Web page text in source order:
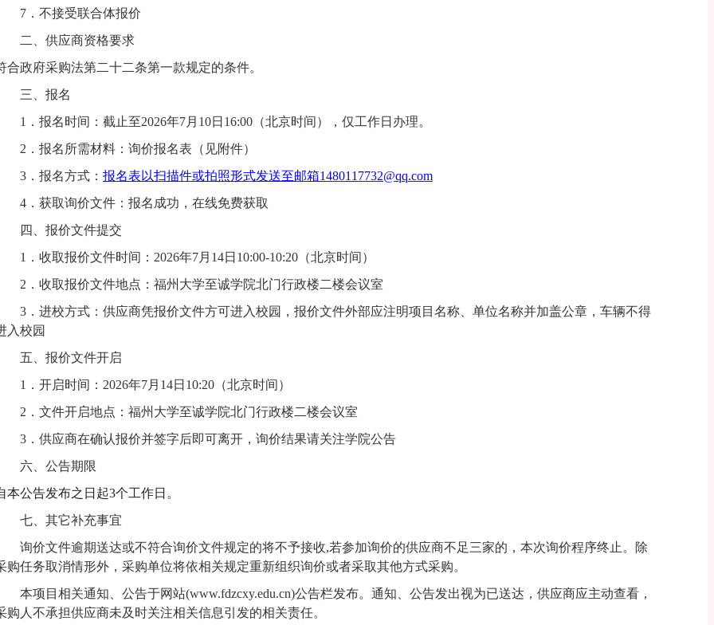
7． 不接受联合体报价
二、 供应商资格要求
合政府采购法第二十二条第一款规定的条件。
三、 报名
1． 报名时间：截止至2026年7月 10日 16:00（北京时间）
，仅工作日办理。
2． 报名所需材料：询价报名表（见附件）
3． 报名方式： 报名表以扫描件或拍照形式发送至邮箱1480117732@qq.com
4． 获取询价文件：报名成功，在线免费获取
四、 报价文件提交
1． 收取报价文件时间： 2026年7月 14日 10:00-10:20 （北京时间）
2． 收取报价文件地点：福州大学至诚学院北门行政楼二楼会议室
3． 进校方式：供应商凭报价文件方可进入校园， 报价文件外部应注明项目名称、单位名称并加盖公章，车辆不得
入校园
五、 报价文件开启
1． 开启时间： 2026年7月 14日 10:20 （北京时间）
2． 文件开启地点：福州大学至诚学院北门行政楼二楼会议室
3． 供应商在确认报价并签字后即可离开， 询价结果请关注学院公告
六、 公告期限
本公告发布之日起3个工作日。
七、 其它补充事宜
询价文件逾期送达或不符合询价文件规定的将不予接收,若参加询价的供应商不足三家的，本次询价程序终止。除
购任务取消情形外，采购单位将依相关规定重新组织询价或者采取其他方式采购。
本项目相关通知、公告于网站(www.fdzcxy.edu.cn)公告栏发布。通知、公告发出视为已送达，供应商应主动查看，
购人不承担供应商未及时关注相关信息引发的相关责任。